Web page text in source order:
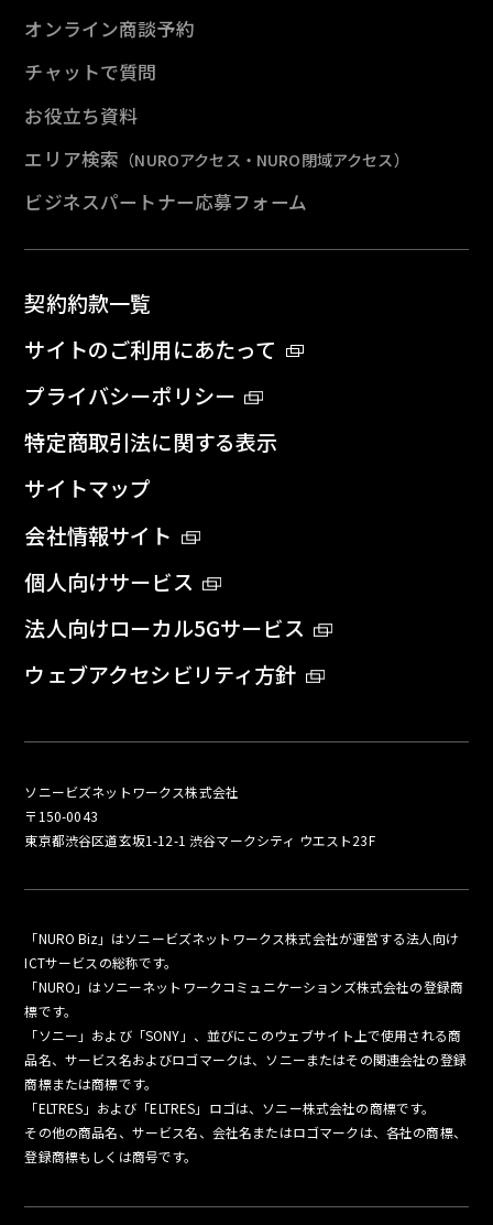
オンライン商談予約
チャットで質問
お役立ち資料
エリア検索 （NUROアクセス・NURO閉域アクセス）
ビジネスパートナー応募フォーム
契約約款一覧
サイトのご利用にあたって
プライバシーポリシー
特定商取引法に関する表示
サイトマップ
会社情報サイト
個人向けサービス
法人向けローカル5Gサービス
ウェブアクセシビリティ方針
ソニービズネットワークス株式会社
〒150-0043
東京都渋谷区道玄坂1-12-1 渋谷マークシティ ウエスト23F
「NURO Biz」はソニービズネットワークス株式会社が運営する法人向け
ICTサービスの総称です。
「NURO」はソニーネットワークコミュニケーションズ株式会社の登録商
標です。
「ソニー」および「SONY」、並びにこのウェブサイト上で使用される商
品名、サービス名およびロゴマークは、ソニーまたはその関連会社の登録
商標または商標です。
「ELTRES」および「ELTRES」ロゴは、ソニー株式会社の商標です。
その他の商品名、サービス名、会社名またはロゴマークは、各社の商標、
登録商標もしくは商号です。